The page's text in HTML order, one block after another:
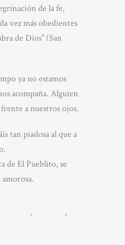
de la fe,
vez más obedientes
de Dios” (San
ya no estamos
acompaña. Alguien
a nuestros ojos.
tan piadosa al que a
de El Pueblito, se